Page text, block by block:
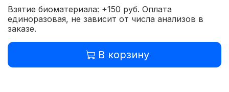
Взятие биоматериала: +150 руб. Оплата
единоразовая, не зависит от числа анализов в
заказе.
В корзину